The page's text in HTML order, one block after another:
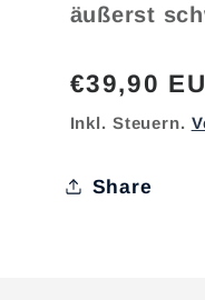
äußerst
Normaler
Preis
€39,90
Inkl. Steuern.
Share